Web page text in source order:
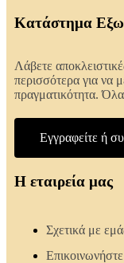
Κατάστημα
Λάβετε
περισσότερα για να
πραγματικότητα.
Εγγραφείτε ή
Η εταιρεία μας
Σχετικά με